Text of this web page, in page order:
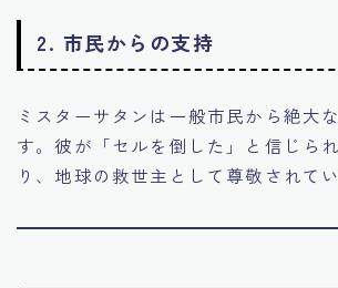
2. 市民からの支持
ミスターサタンは一般市民から絶大
す。彼が「セルを倒した」と信じら
り、地球の救世主として尊敬されてい